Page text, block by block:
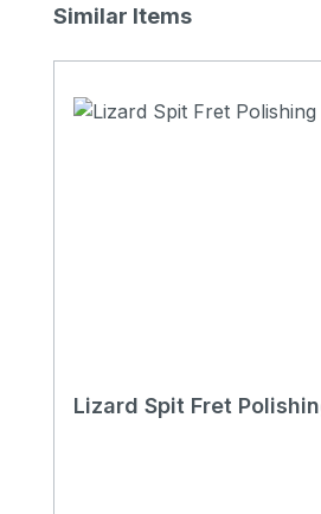
Produktgalerie überspringen
Similar Items
Lizard Spit Fret